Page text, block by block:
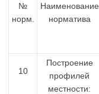
№
норм.
Наименование
норматива
10
Построение
профилей
местности: